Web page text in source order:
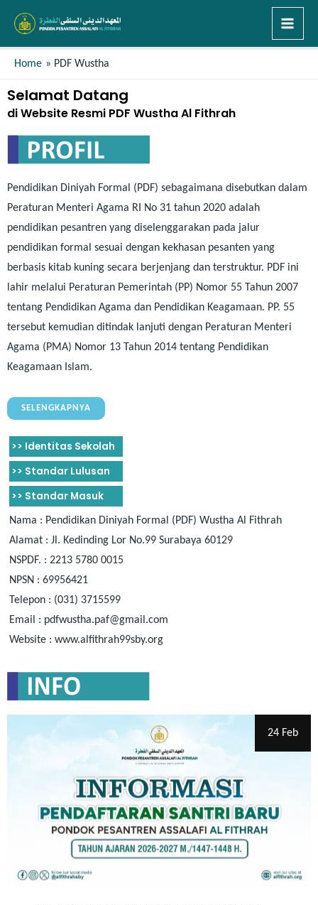
Home PDF Wustha
Selamat Datang
di Website Resmi PDF Wustha Al Fithrah
Pendidikan Diniyah Formal (PDF) sebagaimana disebutkan dalam
Peraturan Menteri Agama RI No 31 tahun 2020 adalah
pendidikan pesantren yang diselenggarakan pada jalur
pendidikan formal sesuai dengan kekhasan pesanten yang
berbasis kitab kuning secara berjenjang dan terstruktur. PDF ini
lahir melalui Peraturan Pemerintah (PP) Nomor 55 Tahun 2007
tentang Pendidikan Agama dan Pendidikan Keagamaan. PP. 55
tersebut kemudian ditindak lanjuti dengan Peraturan Menteri
Agama (PMA) Nomor 13 Tahun 2014 tentang Pendidikan
Keagamaan Islam.
SELENGKAPNYA
>> Identitas Sekolah
>> Standar Lulusan
>> Standar Masuk
Nama : Pendidikan Diniyah Formal (PDF) Wustha Al Fithrah
Alamat : Jl. Kedinding Lor No.99 Surabaya 60129
NSPDF. : 2213 5780 0015
NPSN : 69956421
Telepon : (031) 3715599
Email : pdfwustha.paf@gmail.com
Website : www.alfithrah99sby.org
24 Feb